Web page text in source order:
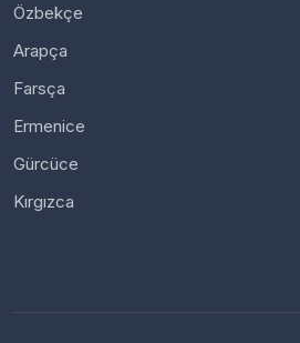
Özbekçe
Arapça
Farsça
Ermenice
Gürcüce
Kırgızca